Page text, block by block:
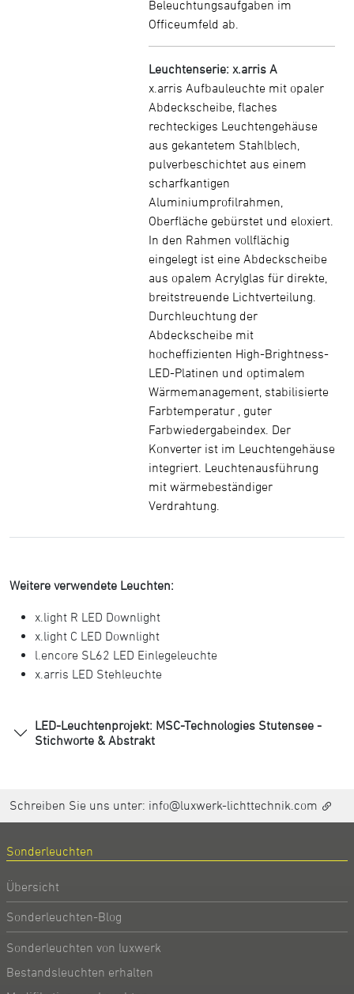
Beleuchtungsaufgaben im
Officeumfeld ab.
Leuchtenserie: x.arris A
x.arris Aufbauleuchte mit opaler
Abdeckscheibe, flaches
rechteckiges Leuchtengehäuse
aus gekantetem Stahlblech,
pulverbeschichtet aus einem
scharfkantigen
Aluminiumprofilrahmen,
Oberfläche gebürstet und eloxiert.
In den Rahmen vollflächig
eingelegt ist eine Abdeckscheibe
aus opalem Acrylglas für direkte,
breitstreuende Lichtverteilung.
Durchleuchtung der
Abdeckscheibe mit
hocheffizienten High-Brightness-
LED-Platinen und optimalem
Wärmemanagement, stabilisierte
Farbtemperatur , guter
Farbwiedergabeindex. Der
Konverter ist im Leuchtengehäuse
integriert. Leuchtenausführung
mit wärmebeständiger
Verdrahtung.
Weitere verwendete Leuchten:
x.light R LED Downlight
x.light C LED Downlight
l.encore SL62 LED Einlegeleuchte
x.arris LED Stehleuchte
LED-Leuchtenprojekt: MSC-Technologies Stutensee -
Stichworte & Abstrakt
Schreiben Sie uns unter: info@luxwerk-lichttechnik.com
Sonderleuchten
Übersicht
Sonderleuchten-Blog
Sonderleuchten von luxwerk
Bestandsleuchten erhalten